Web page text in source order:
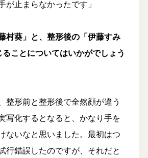
が止まらなかったです」
葵」と、整形後の「伊藤すみ
ことについてはいかがでしょう
整形前と整形後で全然顔が違う
写化するとなると、かなり手を
ないなと思いました。最初はつ
行錯誤したのですが、それだと